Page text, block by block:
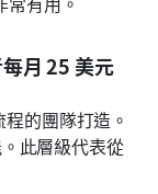
月 25 美元
的團隊打造。
此層級代表從